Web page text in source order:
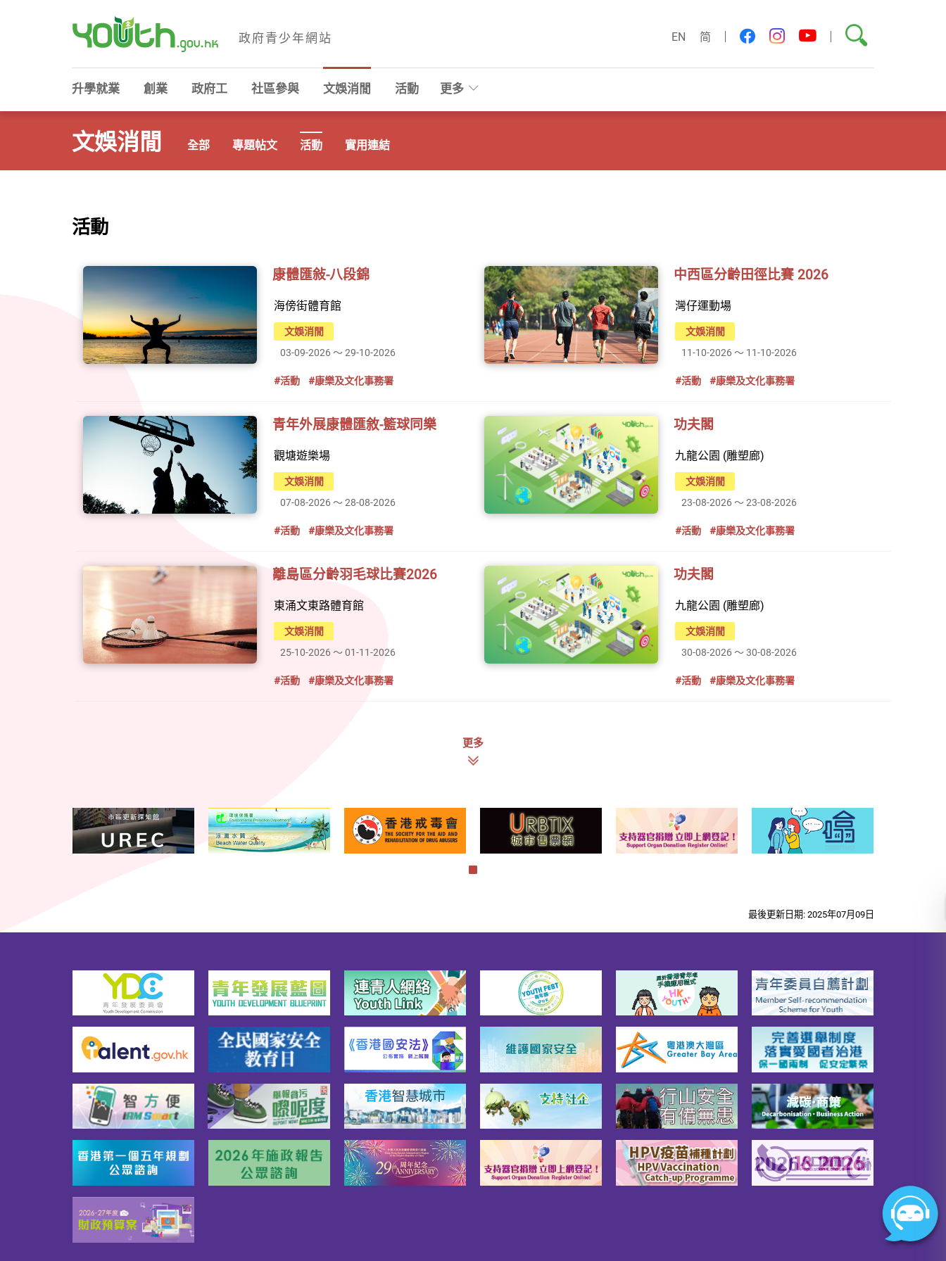
政府青少年網站 EN 简 facebookinstagram
youtube
搜尋
升學就業 創業 政府工 社區參與 文娛消閒 活動 更多
文娛消閒 全部 專題帖文 活動 實用連結
活動
康體匯敍-八段錦
海傍街體育館
文娛消閒
03-09-2026 ～ 29-10-2026
#活動 #康樂及文化事務署
中西區分齡田徑比賽 2026
灣仔運動場
文娛消閒
11-10-2026 ～ 11-10-2026
#活動 #康樂及文化事務署
青年外展康體匯敘-籃球同樂
觀塘遊樂場
文娛消閒
07-08-2026 ～ 28-08-2026
#活動 #康樂及文化事務署
功夫閣
九龍公園 (雕塑廊)
文娛消閒
23-08-2026 ～ 23-08-2026
#活動 #康樂及文化事務署
離島區分齡羽毛球比賽2026
東涌文東路體育館
文娛消閒
25-10-2026 ～ 01-11-2026
#活動 #康樂及文化事務署
功夫閣
九龍公園 (雕塑廊)
文娛消閒
30-08-2026 ～ 30-08-2026
#活動 #康樂及文化事務署
更多
最後更新日期: 2025年07月09日